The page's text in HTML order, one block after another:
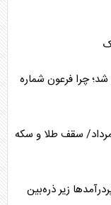
چرا فرعون شماره
قیمت طلا و سکه امروز چهارشنبه ۱۴ مرداد/ سقف طلا و سکه
زیر ذره‌بین